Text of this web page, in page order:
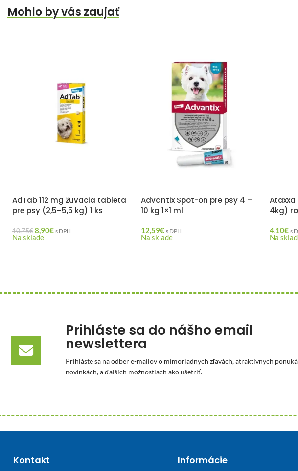
Mohlo by vás zaujať
AdTab 112 mg žuvacia tableta
pre psy (2,5–5,5 kg) 1 ks
10,75€8,90€ s DPH
Na sklade
Advantix Spot-on pre psy 4 –
10 kg 1×1 ml
12,59€ s DPH
Na sklade
4kg)
4,10€ s
Na
Prihláste sa do nášho email
newslettera
Prihláste sa na odber e-mailov o mimoriadnych zľavách, atraktívnych
novinkách, a ďalších možnostiach ako ušetriť.
Kontakt Informácie